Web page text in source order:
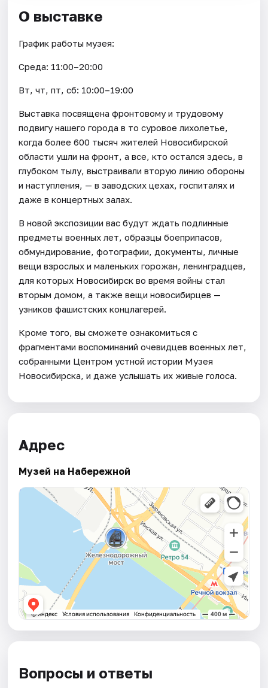
О выставке
График работы музея:
Среда: 11:00–20:00
Вт, чт, пт, сб: 10:00–19:00
Выставка посвящена фронтовому и трудовому
подвигу нашего города в то суровое лихолетье,
когда более 600 тысяч жителей Новосибирской
области ушли на фронт, а все, кто остался здесь, в
глубоком тылу, выстраивали вторую линию обороны
и наступления, — в заводских цехах, госпиталях и
даже в концертных залах.
В новой экспозиции вас будут ждать подлинные
предметы военных лет, образцы боеприпасов,
обмундирование, фотографии, документы, личные
вещи взрослых и маленьких горожан, ленинградцев,
для которых Новосибирск во время войны стал
вторым домом, а также вещи новосибирцев —
узников фашистских концлагерей.
Кроме того, вы сможете ознакомиться с
фрагментами воспоминаний очевидцев военных лет,
собранными Центром устной истории Музея
Новосибирска, и даже услышать их живые голоса.
Адрес
Музей на Набережной
Вопросы и ответы